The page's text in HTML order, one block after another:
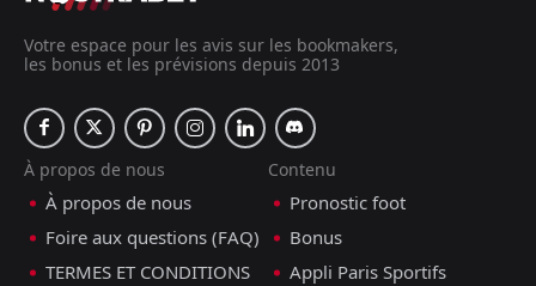
Votre espace pour les avis sur les bookmakers,
les bonus et les prévisions depuis 2013
À propos de nous
À propos de nous
Foire aux questions (FAQ)
TERMES ET CONDITIONS
Contenu
Pronostic foot
Bonus
Appli Paris Sportifs